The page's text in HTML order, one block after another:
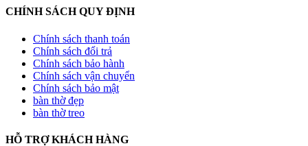
CHÍNH SÁCH QUY ĐỊNH
Chính sách thanh toán
Chính sách đổi trả
Chính sách bảo hành
Chính sách vận chuyển
Chính sách bảo mật
bàn thờ đẹp
bàn thờ treo
HỖ TRỢ KHÁCH HÀNG